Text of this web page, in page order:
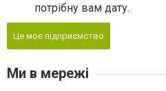
потрібну вам дату.
Це моє підприємство
Ми в мережі